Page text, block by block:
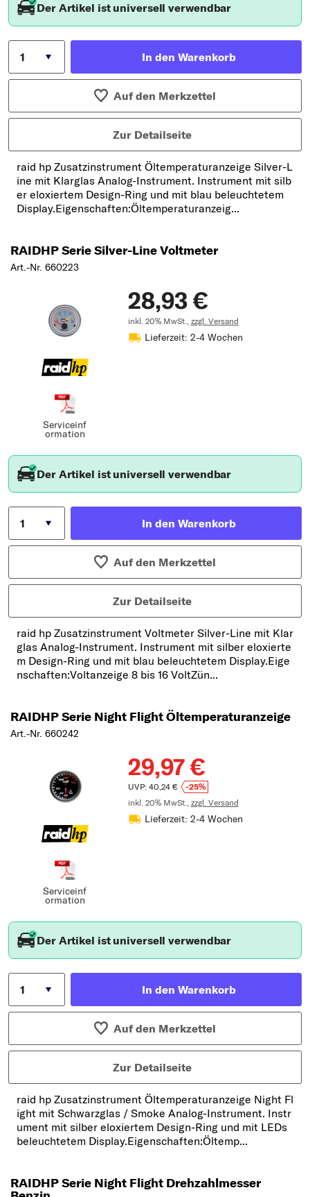
Der Artikel ist universell verwendbar
In den Warenkorb
Auf den Merkzettel
Zur Detailseite
raid hp Zusatzinstrument Öltemperaturanzeige Silver-L
ine mit Klarglas Analog-Instrument. Instrument mit silb
er eloxiertem Design-Ring und mit blau beleuchtetem
Display.Eigenschaften:Öltemperaturanzeig...
RAIDHP Serie Silver-Line Voltmeter
Art.-Nr. 660223
Serviceinf
ormation
28,93 €
inkl. 20% MwSt., zzgl. Versand
Lieferzeit: 2-4 Wochen
Der Artikel ist universell verwendbar
In den Warenkorb
Auf den Merkzettel
Zur Detailseite
raid hp Zusatzinstrument Voltmeter Silver-Line mit Klar
glas Analog-Instrument. Instrument mit silber eloxierte
m Design-Ring und mit blau beleuchtetem Display.Eige
nschaften:Voltanzeige 8 bis 16 VoltZün...
RAIDHP Serie Night Flight Öltemperaturanzeige
Art.-Nr. 660242
Serviceinf
ormation
29,97 €
UVP: 40,24 €
-25%
inkl. 20% MwSt., zzgl. Versand
Lieferzeit: 2-4 Wochen
Der Artikel ist universell verwendbar
In den Warenkorb
Auf den Merkzettel
Zur Detailseite
raid hp Zusatzinstrument Öltemperaturanzeige Night Fl
ight mit Schwarzglas / Smoke Analog-Instrument. Instr
ument mit silber eloxiertem Design-Ring und mit LEDs
beleuchtetem Display.Eigenschaften:Öltemp...
RAIDHP Serie Night Flight Drehzahlmesser